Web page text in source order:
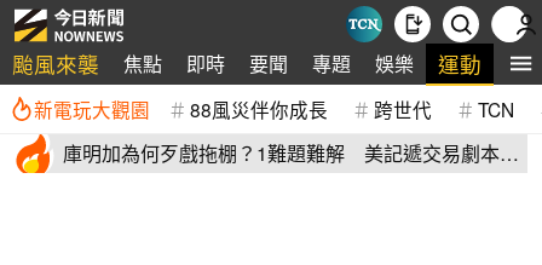
颱風來襲 焦點 即時 要聞 專題 娛樂 運動 全
新電玩大觀園 88風災伴你成長 跨世代 TCN
庫明加為何歹戲拖棚？1難題難解 美記遞交易劇本：